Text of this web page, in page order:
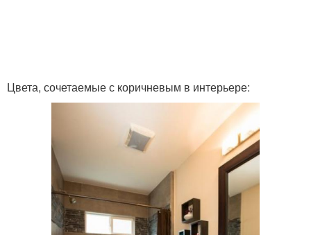
Цвета, сочетаемые с коричневым в интерьере: